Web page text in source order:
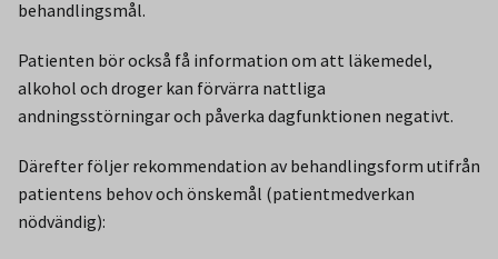
behandlingsmål.
Patienten bör också få information om att läkemedel,
alkohol och droger kan förvärra nattliga
andningsstörningar och påverka dagfunktionen negativt.
Därefter följer rekommendation av behandlingsform utifrån
patientens behov och önskemål (patientmedverkan
nödvändig):